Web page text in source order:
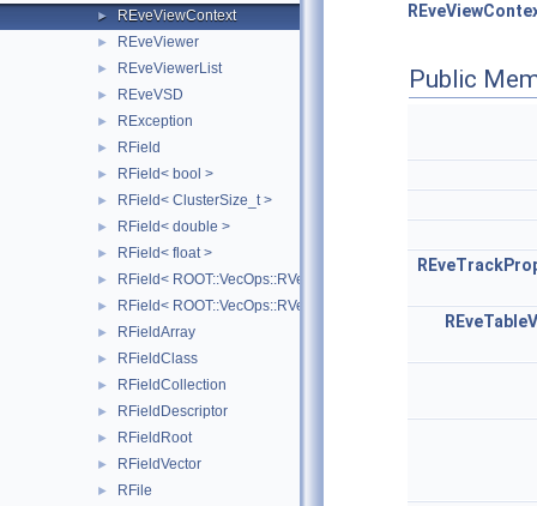
► REveViewContext
► REveViewer
► REveViewerList
► REveVSD
► RException
► RField
► RField< bool >
► RField< ClusterSize_t >
► RField< double >
► RField< float >
► RField< ROOT::VecOps::RVec< bool > >
► RField< ROOT::VecOps::RVec< ItemT > >
► RFieldArray
► RFieldClass
► RFieldCollection
► RFieldDescriptor
► RFieldRoot
► RFieldVector
► RFile
Public